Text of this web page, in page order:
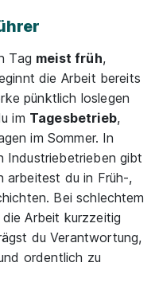
Tag meist früh,
die Arbeit bereits
pünktlich loslegen
im Tagesbetrieb,
im Sommer. In
Industriebetrieben gibt
arbeitest du in Früh-,
Bei schlechtem
Arbeit kurzzeitig
du Verantwortung,
ordentlich zu